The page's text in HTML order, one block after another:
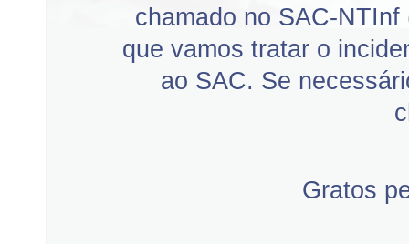
chamado no SAC-NTInf
que vamos tratar o
ao SAC. Se
Gratos